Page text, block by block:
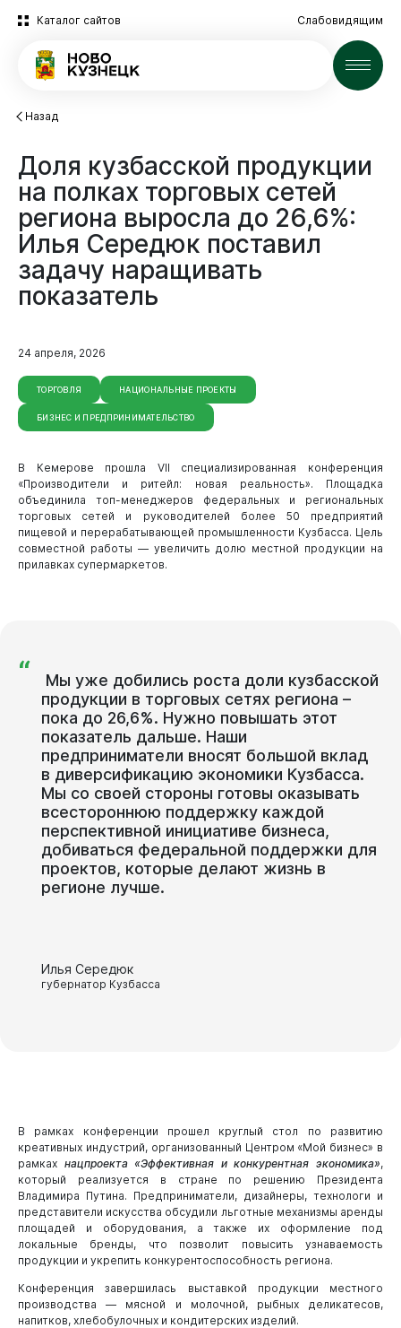
Каталог сайтов Слабовидящим
Новости
Новокузнецк
Администрация
Назад
Доля кузбасской продукции
на полках торговых сетей
региона выросла до 26,6%:
Илья Середюк поставил
задачу наращивать
показатель
24 апреля, 2026
ТОРГОВЛЯ НАЦИОНАЛЬНЫЕ ПРОЕКТЫ
БИЗНЕС И ПРЕДПРИНИМАТЕЛЬСТВО
В Кемерове прошла VII специализированная конференция
«Производители и ритейл: новая реальность». Площадка
объединила топ-менеджеров федеральных и региональных
торговых сетей и руководителей более 50 предприятий
пищевой и перерабатывающей промышленности Кузбасса. Цель
совместной работы — увеличить долю местной продукции на
прилавках супермаркетов.
“ Мы уже добились роста доли кузбасской
продукции в торговых сетях региона –
пока до 26,6%. Нужно повышать этот
показатель дальше. Наши
предприниматели вносят большой вклад
в диверсификацию экономики Кузбасса.
Мы со своей стороны готовы оказывать
всестороннюю поддержку каждой
перспективной инициативе бизнеса,
добиваться федеральной поддержки для
проектов, которые делают жизнь в
регионе лучше.
Илья Середюк
губернатор Кузбасса
В рамках конференции прошел круглый стол по развитию
креативных индустрий, организованный Центром «Мой бизнес» в
рамках нацпроекта «Эффективная и конкурентная экономика»,
который реализуется в стране по решению Президента
Владимира Путина. Предприниматели, дизайнеры, технологи и
представители искусства обсудили льготные механизмы аренды
площадей и оборудования, а также их оформление под
локальные бренды, что позволит повысить узнаваемость
продукции и укрепить конкурентоспособность региона.
Конференция завершилась выставкой продукции местного
производства — мясной и молочной, рыбных деликатесов,
напитков, хлебобулочных и кондитерских изделий.